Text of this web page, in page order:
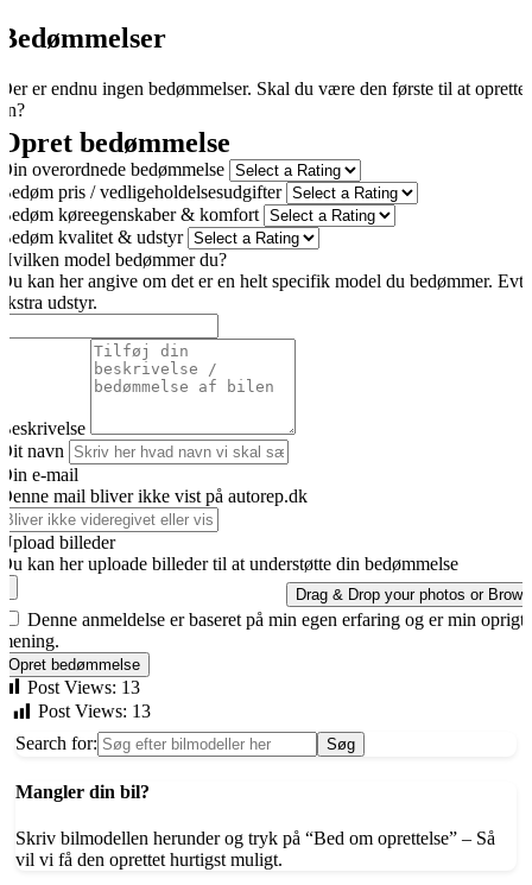
Bedømmelser
Der er endnu ingen bedømmelser. Skal du være den første til at oprette
én?
Opret bedømmelse
Din overordnede bedømmelse
Bedøm pris / vedligeholdelsesudgifter
Bedøm køreegenskaber & komfort
Bedøm kvalitet & udstyr
Hvilken model bedømmer du?
Du kan her angive om det er en helt specifik model du bedømmer. Evt
ekstra udstyr.
Beskrivelse
Dit navn
Din e-mail
Denne mail bliver ikke vist på autorep.dk
Upload billeder
Du kan her uploade billeder til at understøtte din bedømmelse
Drag & Drop your photos or
Denne anmeldelse er baseret på min egen erfaring og er min
mening.
Opret bedømmelse
Post Views: 13
Post Views: 13
Search for:
Mangler din bil?
Skriv bilmodellen herunder og tryk på “Bed om oprettelse” – Så
vil vi få den oprettet hurtigst muligt.